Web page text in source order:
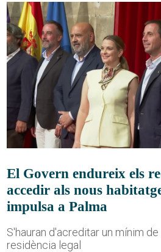
El Govern endureix els
accedir als nous
impulsa a Palma
S'hauran d'acreditar un mínim
residència legal